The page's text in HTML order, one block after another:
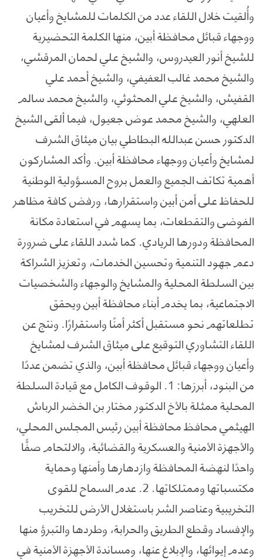
وأُلقيت خلال اللقاء عدد من الكلمات للمشايخ وأعيان
ووجهاء قبائل محافظة أبين، منها الكلمة التحضيرية
للشيخ أنور العيدروس، والشيخ علي لحمان المرقشي،
والشيخ محمد غالب العفيفي، والشيخ أحمد علي
القفيش، والشيخ علي المحثوثي، والشيخ محمد سالم
العلهي، والشيخ محمد عوض جعيول، فيما ألقى الشيخ
الدكتور حسن عبدالله البطاطي بيان ميثاق الشرف
لمشايخ وأعيان ووجهاء محافظة أبين. وأكد المشاركون
أهمية تكاتف الجميع والعمل بروح المسؤولية الوطنية
للحفاظ على أمن أبين واستقرارها، ورفض كافة مظاهر
الفوضى والتقطعات، بما يسهم في استعادة مكانة
المحافظة ودورها الريادي. كما شدد اللقاء على ضرورة
دعم جهود التنمية وتحسين الخدمات، وتعزيز الشراكة
بين السلطة المحلية والمشايخ والوجهاء والشخصيات
الاجتماعية، بما يخدم أبناء محافظة أبين ويحقق
تطلعاتهم نحو مستقبل أكثر أمنًا واستقرارًا. ونتج عن
اللقاء التشاوري التوقيع على ميثاق الشرف لمشايخ
وأعيان ووجهاء قبائل محافظة أبين، والذي تضمن عددًا
من البنود، أبرزها: 1. الوقوف الكامل مع قيادة السلطة
المحلية ممثلة بالأخ الدكتور مختار بن الخضر الرباش
الهيثمي محافظ محافظة أبين رئيس المجلس المحلي،
والأجهزة الأمنية والعسكرية والقضائية، والالتحام صفًّا
واحدًا لنهضة المحافظة وازدهارها وأمنها وحماية
مكتسباتها وممتلكاتها. 2. عدم السماح للقوى
التخريبية وعناصر الشر باستغلال الأرض للتخريب
والإفساد وقطع الطريق والحرابة، وطردها والتبرؤ منها
وعدم إيوائها، والإبلاغ عنها، ومساندة الأجهزة الأمنية في